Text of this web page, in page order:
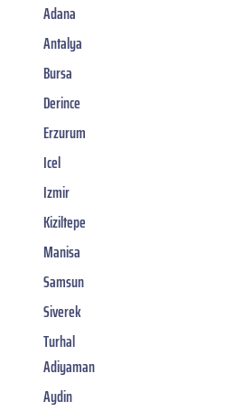
Adana
Antalya
Bursa
Derince
Erzurum
Icel
Izmir
Kiziltepe
Manisa
Samsun
Siverek
Turhal
Adiyaman
Aydin